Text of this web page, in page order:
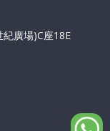
廣場)C座18E